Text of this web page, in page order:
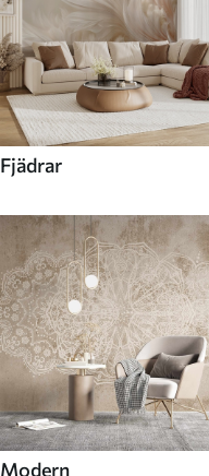
Fjädrar
Modern